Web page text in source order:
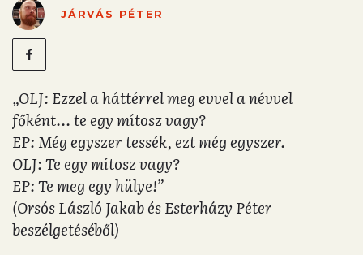
JÁRVÁS PÉTER
„OLJ: Ezzel a háttérrel meg evvel a névvel
főként... te egy mítosz vagy?
EP: Még egyszer tessék, ezt még egyszer.
OLJ: Te egy mítosz vagy?
EP: Te meg egy hülye!”
(Orsós László Jakab és Esterházy Péter
beszélgetéséből)